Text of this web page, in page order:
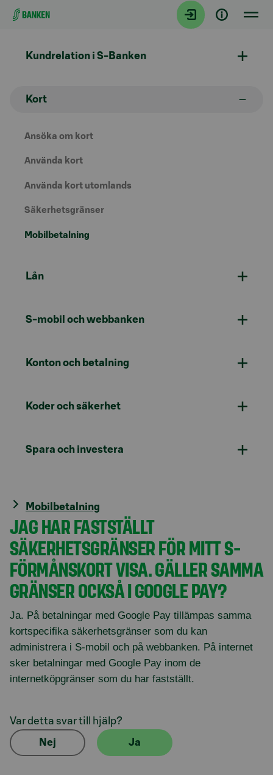
Gå direkt till innehållet
Kundrelation i S-Banken
Kort
Ansöka om kort
Använda kort
Använda kort utomlands
Säkerhetsgränser
Mobilbetalning
Lån
S-mobil och webbanken
Konton och betalning
Koder och säkerhet
Spara och investera
Mobilbetalning
JAG HAR FASTSTÄLLT
SÄKERHETSGRÄNSER FÖR MITT S-
FÖRMÅNSKORT VISA. GÄLLER SAMMA
GRÄNSER OCKSÅ I GOOGLE PAY?
Ja. På betalningar med Google Pay tillämpas samma
kortspecifika säkerhetsgränser som du kan
administrera i S-mobil och på webbanken. På internet
sker betalningar med Google Pay inom de
internetköpgränser som du har fastställt.
Var detta svar till hjälp?
Nej Ja